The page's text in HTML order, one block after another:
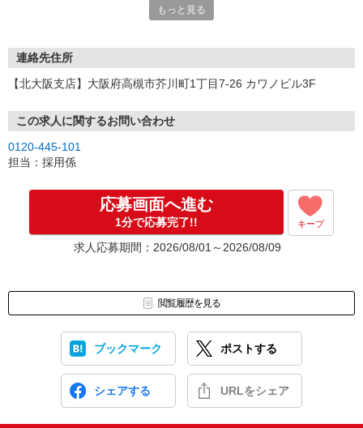
もっと見る
連絡先住所
【北大阪支店】大阪府高槻市芥川町1丁目7-26 カワノビル3F
この求人に関するお問い合わせ
0120-445-101
担当：採用係
応募画面へ進む
1分で応募完了!! キープ
求人応募期間：2026/08/01～2026/08/09
閲覧履歴を見る
ブックマーク ポストする
シェアする URLをシェア